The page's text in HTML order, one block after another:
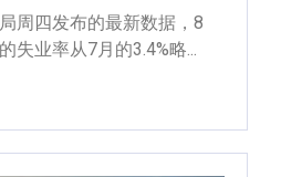
周四发布的最新数据，8
失业率从7月的3.4%略...